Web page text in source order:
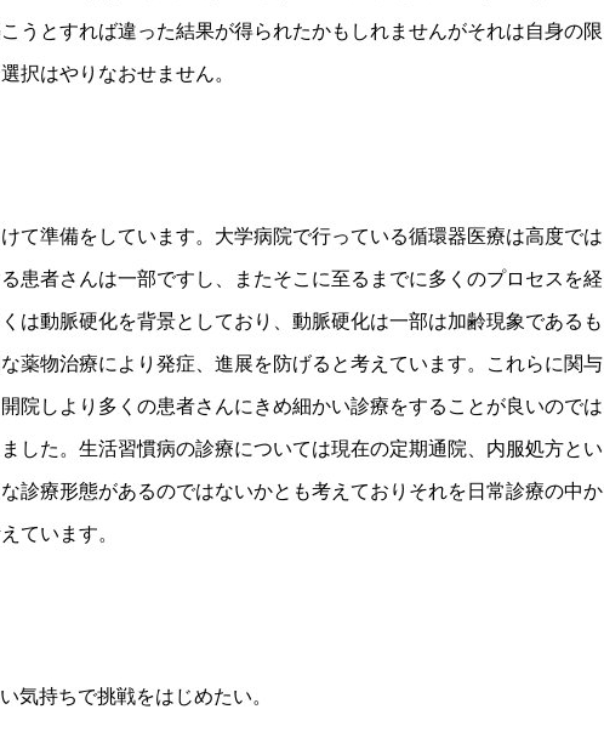
うとすれば違った結果が得られたかもしれませんがそれは自身の限
択はやりなおせません。
て準備をしています。大学病院で行っている循環器医療は高度では
患者さんは一部ですし、またそこに至るまでに多くのプロセスを経
は動脈硬化を背景としており、動脈硬化は一部は加齢現象であるも
薬物治療により発症、進展を防げると考えています。これらに関与
院しより多くの患者さんにきめ細かい診療をすることが良いのでは
した。生活習慣病の診療については現在の定期通院、内服処方とい
診療形態があるのではないかとも考えておりそれを日常診療の中か
ています。
気持ちで挑戦をはじめたい。